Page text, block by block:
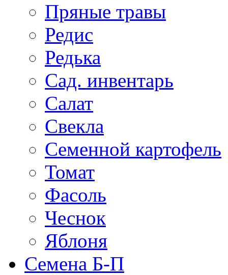
Пряные травы
Редис
Редька
Сад. инвентарь
Салат
Свекла
Семенной картофель
Томат
Фасоль
Чеснок
Яблоня
Семена Б-П